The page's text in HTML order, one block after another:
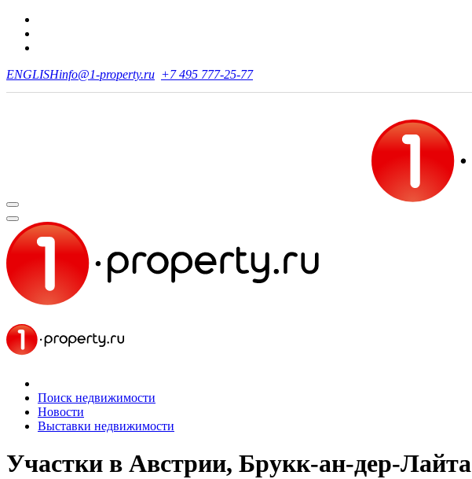
ENGLISHinfo@1-property.ru +7 495 777-25-77
Поиск недвижимости
Новости
Выставки недвижимости
Участки в Австрии, Брукк-ан-дер-Лайта